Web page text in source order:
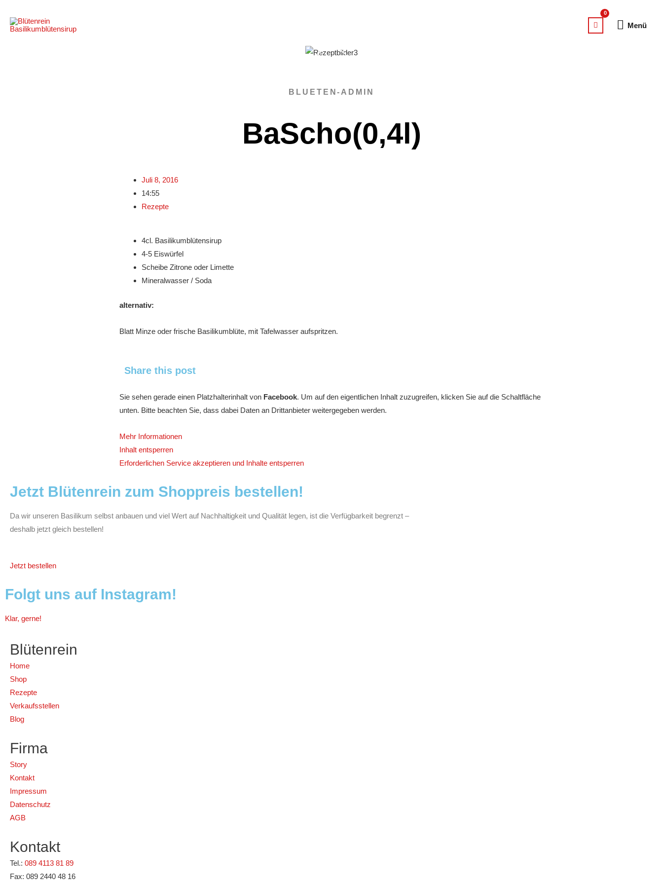
Inhalt
springen
Menü
Menü
BLUETEN-ADMIN
BaScho(0,4l)
Juli 8, 2016
14:55
Rezepte
4cl. Basilikumblütensirup
4-5 Eiswürfel
Scheibe Zitrone oder Limette
Mineralwasser / Soda
alternativ:
Blatt Minze oder frische Basilikumblüte, mit Tafelwasser aufspritzen.
Share this post
Sie sehen gerade einen Platzhalterinhalt von Facebook. Um auf den eigentlichen Inhalt zuzugreifen, klicken Sie auf die Schaltfläche
unten. Bitte beachten Sie, dass dabei Daten an Drittanbieter weitergegeben werden.
Mehr Informationen
Inhalt entsperren
Erforderlichen Service akzeptieren und Inhalte entsperren
Jetzt Blütenrein zum Shoppreis bestellen!
Da wir unseren Basilikum selbst anbauen und viel Wert auf Nachhaltigkeit und Qualität legen, ist die Verfügbarkeit begrenzt –
deshalb jetzt gleich bestellen!
Jetzt bestellen
Folgt uns auf Instagram!
Klar, gerne!
Blütenrein
Home
Shop
Rezepte
Verkaufsstellen
Blog
Firma
Story
Kontakt
Impressum
Datenschutz
AGB
Kontakt
Tel.: 089 4113 81 89
Fax: 089 2440 48 16